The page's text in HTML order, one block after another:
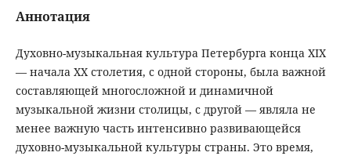
Аннотация
Духовно-музыкальная культура Петербурга конца XIX
— начала ХХ столетия, с одной стороны, была важной
составляющей многосложной и динамичной
музыкальной жизни столицы, с другой — являла не
менее важную часть интенсивно развивающейся
духовно-музыкальной культуры страны. Это время,